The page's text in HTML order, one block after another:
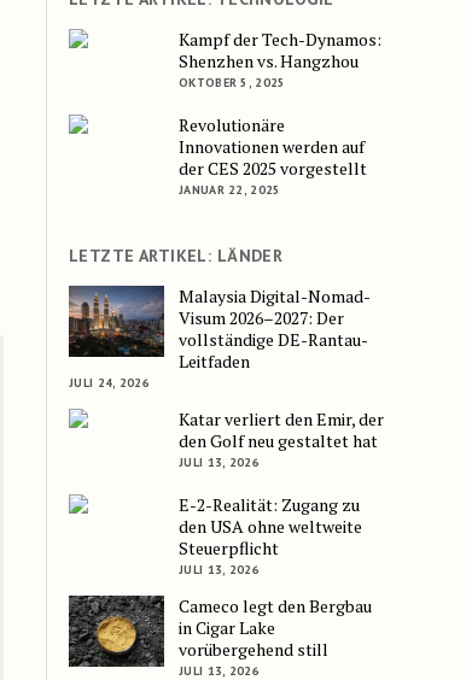
Kampf der Tech-Dynamos:
Shenzhen vs. Hangzhou
OKTOBER 5, 2025
Revolutionäre
Innovationen werden auf
der CES 2025 vorgestellt
JANUAR 22, 2025
LETZTE ARTIKEL: LÄNDER
Malaysia Digital-Nomad-
Visum 2026–2027: Der
vollständige DE-Rantau-
Leitfaden
JULI 24, 2026
Katar verliert den Emir, der
den Golf neu gestaltet hat
JULI 13, 2026
E-2-Realität: Zugang zu
den USA ohne weltweite
Steuerpflicht
JULI 13, 2026
Cameco legt den Bergbau
in Cigar Lake
vorübergehend still
JULI 13, 2026